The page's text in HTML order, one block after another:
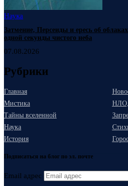
Наука
Затмение, Персеиды и ересь об
одной секунды чистого неба
07.08.2026
Рубрики
Главная
Мистика
НЛО,
Тайны вселенной
Наука
История
Подписаться на блог по эл. почте
Email адрес